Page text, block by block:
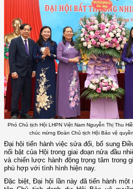
Phó Chủ tịch Hội LHPN Việt Nam Nguyễn Thị Thu
chúc mừng Đoàn Chủ tịch Hội Bảo vệ
Đại hội tiến hành việc sửa đổi, bổ sung
nổi bật của Hội trong giai đoạn nửa đầu
và chiến lược hành động trọng tâm trong
phù hợp với tình hình hiện nay.
Đặc biệt, Đại hội lần này đã tiến hành một